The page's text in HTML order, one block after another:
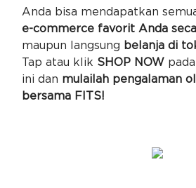
Anda bisa mendapatkan
e-commerce favorit Anda
maupun langsung belanja di
Tap atau klik SHOP NOW
ini dan mulailah pengalaman
bersama FITS!